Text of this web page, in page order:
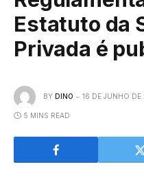
Estatuto da
Privada é
BY DINO 16 DE JUNHO DE
5 MINS READ